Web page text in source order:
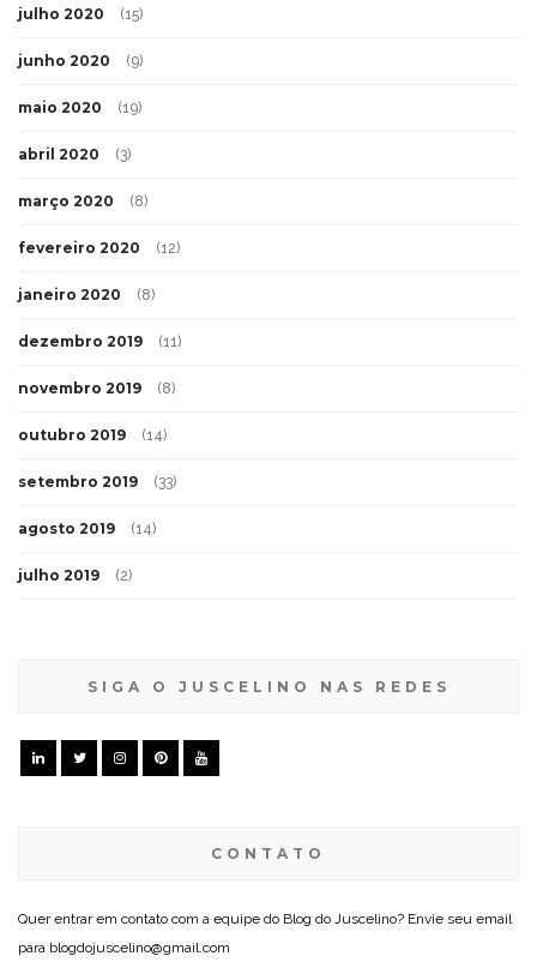
julho 2020 (15)
junho 2020 (9)
maio 2020 (19)
abril 2020 (3)
março 2020 (8)
fevereiro 2020 (12)
janeiro 2020 (8)
dezembro 2019 (11)
novembro 2019 (8)
outubro 2019 (14)
setembro 2019 (33)
agosto 2019 (14)
julho 2019 (2)
SIGA O JUSCELINO NAS REDES
CONTATO
Quer entrar em contato com a equipe do Blog do Juscelino? Envie seu email
para blogdojuscelino@gmail.com